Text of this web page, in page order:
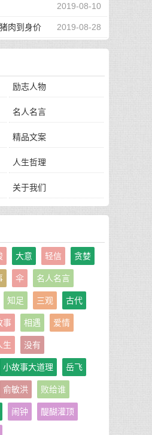
2019-08-10
2019-08-28
肉到身价
励志人物
名人名言
精品文案
人生哲理
关于我们
大意 轻信 贪婪
伞 名人名言
知足 三观 古代
事 相遇 爱情
生 没有
小故事大道理 岳飞
俞敏洪 败给谁
闹钟 醍醐灌顶